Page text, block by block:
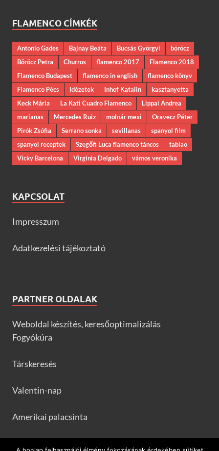
FLAMENCO CÍMKÉK
Antonio Gades Bajnay Beáta Bucsás Györgyi
böröcz
Böröcz Petra
Churros flamenco 2017
Flamenco 2018
Flamenco Budapest
flamenco in english
flamenco könyv
Flamenco Pécs
Idézetek Inhof Katalin
kasztanyetta
Keck Mária
La Kati Cuadro Flamenco
Lippai Andrea
marianas
Mercedes Ruiz molnár mexi
Oravecz Péter
Pirók Zsófia
Serrano sonka sevillanas
spanyol film
spanyol receptek
Szegőfi Luca flamenco táncos
tablao
Vicky Barcelona
Virginia Delgado vámos veronika
KAPCSOLAT
Impresszum
Adatkezelési tájékoztató
PARTNER OLDALAK
Weboldal készítés, keresőoptimalizálás
Fogyókúra
Társkeresés
Valentin-nap
Amerikai palacsinta